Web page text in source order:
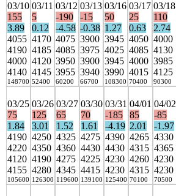
03/10
155
3.89
4055
4190
4000
4140
148700
03/11
5
0.12
4170
4185
4120
4145
52400
03/12
-190
-4.58
4075
4085
3950
3955
60200
03/13
-15
-0.38
3900
3975
3900
3940
66700
03/16
50
1.27
3945
4025
3945
3990
108300
03/17
25
0.63
4050
4085
4000
4015
70400
03/18
110
2.74
4000
4130
3985
4125
90300
03/25
75
1.84
4190
4220
4120
4155
105600
03/26
125
3.01
4250
4350
4190
4280
126300
03/27
65
1.52
4325
4360
4275
4345
119600
03/30
70
1.61
4275
4430
4225
4415
139100
03/31
-185
-4.19
4390
4430
4230
4230
125400
04/01
85
2.01
4265
4315
4260
4315
70100
04/02
-85
-1.97
4330
4365
4230
4230
70500